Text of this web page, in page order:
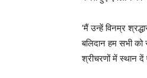
‘मैं उन्हें विनम्र
बलिदान हम सभी को
श्रीचरणों में स्थान